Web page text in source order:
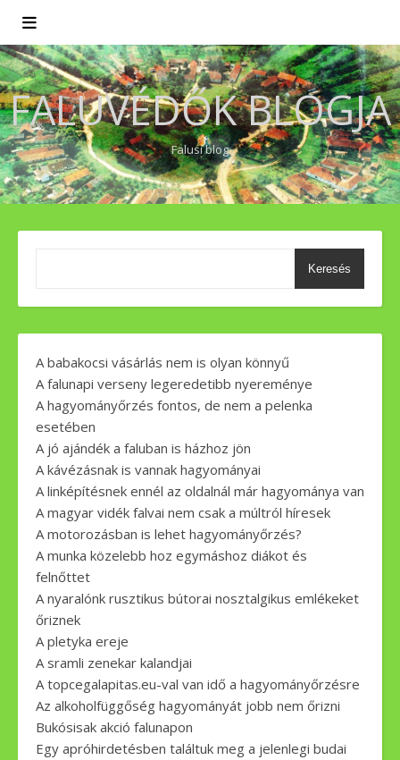
FALUVÉDŐK BLOGJA
Falusi blog
Keresés
A babakocsi vásárlás nem is olyan könnyű
A falunapi verseny legeredetibb nyereménye
A hagyományőrzés fontos, de nem a pelenka
esetében
A jó ajándék a faluban is házhoz jön
A kávézásnak is vannak hagyományai
A linképítésnek ennél az oldalnál már hagyománya van
A magyar vidék falvai nem csak a múltról híresek
A motorozásban is lehet hagyományőrzés?
A munka közelebb hoz egymáshoz diákot és
felnőttet
A nyaralónk rusztikus bútorai nosztalgikus emlékeket
őriznek
A pletyka ereje
A sramli zenekar kalandjai
A topcegalapitas.eu-val van idő a hagyományőrzésre
Az alkoholfüggőség hagyományát jobb nem őrizni
Bukósisak akció falunapon
Egy apróhirdetésben találtuk meg a jelenlegi budai